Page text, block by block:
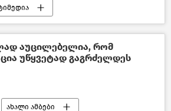
საზოგადოება
აუცილებელია, რომ
უწყვეტად გაგრძელდეს
ახალი ამბები